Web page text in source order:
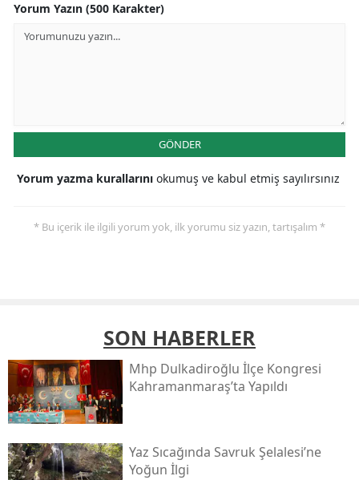
Yorum Yazın (500 Karakter)
GÖNDER
Yorum yazma kurallarını okumuş ve kabul etmiş sayılırsınız
* Bu içerik ile ilgili yorum yok, ilk yorumu siz yazın, tartışalım *
SON HABERLER
Mhp Dulkadiroğlu İlçe Kongresi
Kahramanmaraş’ta Yapıldı
Yaz Sıcağında Savruk Şelalesi’ne
Yoğun İlgi